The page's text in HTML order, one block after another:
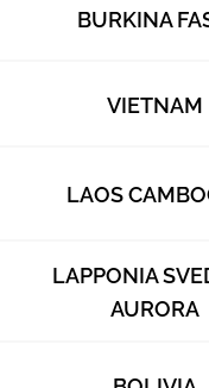
BURKINA
VIETNAM
LAOS
LAPPONIA
AURORA